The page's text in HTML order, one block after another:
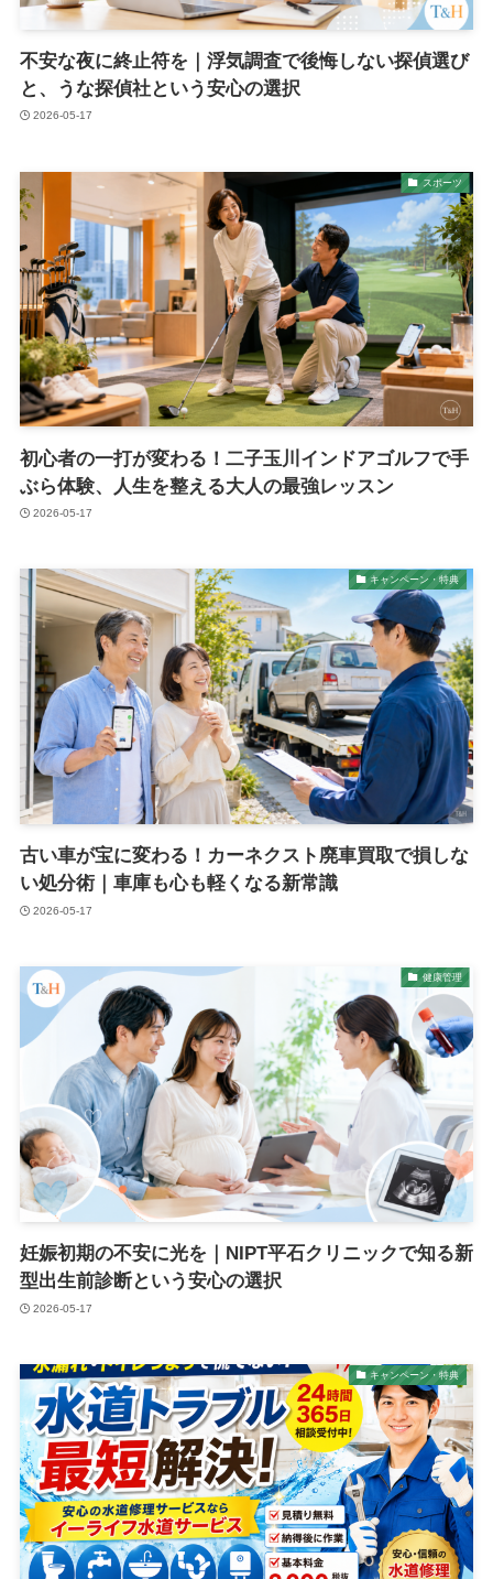
不安な夜に終止符を｜浮気調査で後悔しない探偵選び
と、うな探偵社という安心の選択
2026-05-17
スポーツ
初心者の一打が変わる！二子玉川インドアゴルフで手
ぶら体験、人生を整える大人の最強レッスン
2026-05-17
キャンペーン・特典
古い車が宝に変わる！カーネクスト廃車買取で損しな
い処分術｜車庫も心も軽くなる新常識
2026-05-17
健康管理
妊娠初期の不安に光を｜NIPT平石クリニックで知る新
型出生前診断という安心の選択
2026-05-17
キャンペーン・特典